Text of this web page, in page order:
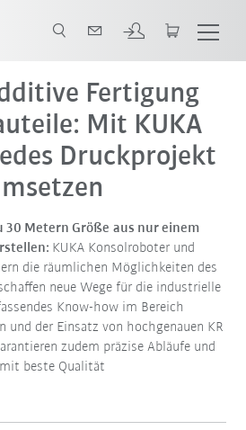
Hybrid 3D-Druck
Fertigung
Mit KUKA
Druckprojekt
30 Metern Größe aus nur einem
KUKA Konsolroboter und
die räumlichen Möglichkeiten des
neue Wege für die industrielle
Know-how im Bereich
und der Einsatz von hochgenauen KR
zudem präzise Abläufe und
beste Qualität